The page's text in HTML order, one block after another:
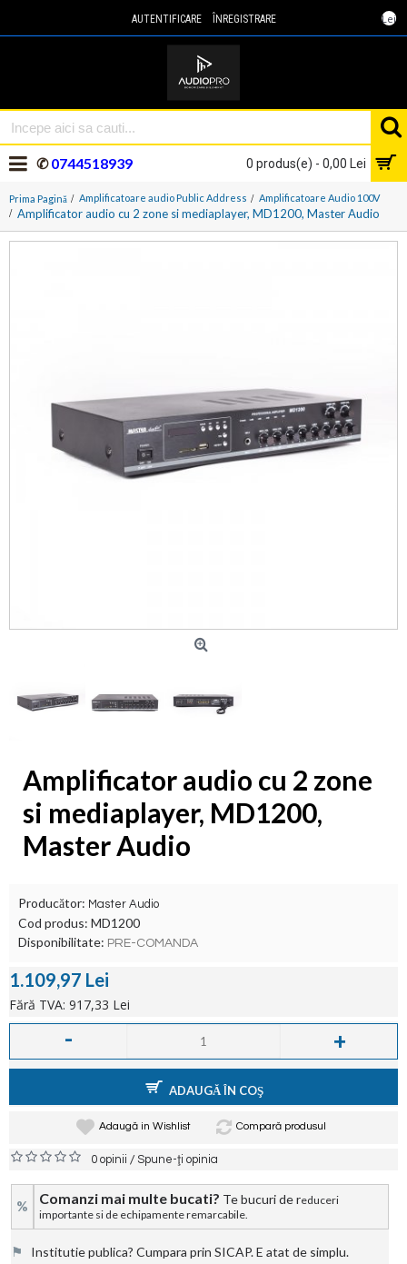
Lei
AUTENTIFICARE ÎNREGISTRARE
0 produs(e) - 0,00 Lei
✆0744518939
Prima Pagină Amplificatoare audio Public Address Amplificatoare Audio 100V
Amplificator audio cu 2 zone si mediaplayer, MD1200, Master Audio
Amplificator audio cu 2 zone
si mediaplayer, MD1200,
Master Audio
Producător: Master Audio
Cod produs: MD1200
Disponibilitate: PRE-COMANDA
1.109,97 Lei
Fără TVA: 917,33 Lei
- +
ADAUGĂ ÎN COŞ
Adaugă in Wishlist Compară produsul
0 opinii /Spune-ţi opinia
% Comanzi mai multe bucati? Te bucuri de reduceri
importante si de echipamente remarcabile.
⚑ Institutie publica? Cumpara prin SICAP. E atat de simplu.